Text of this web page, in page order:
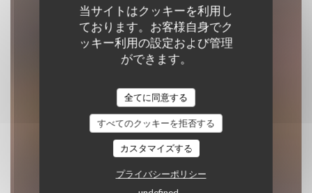
当サイトはクッキーを利用し
ております。お客様自身でク
ッキー利用の設定および管理
ができます。
全てに同意する
すべてのクッキーを拒否する
カスタマイズする
プライバシーポリシー
La Table de Rina
レストランの伝統
|VENTABREN
予約